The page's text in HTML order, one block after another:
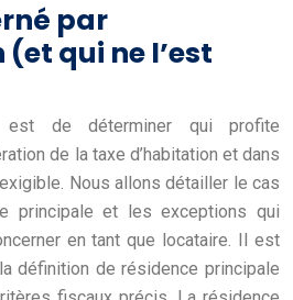
par
qui ne l’est
est de déterminer qui profite
de la taxe d’habitation et dans
Nous allons détailler le cas
principale et les exceptions qui
en tant que locataire. Il est
définition de résidence principale